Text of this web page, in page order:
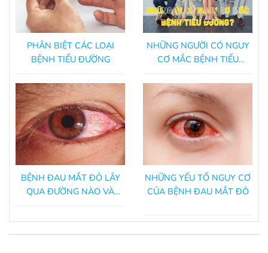
PHÂN BIỆT CÁC LOẠI
BỆNH TIỂU ĐƯỜNG
NHỮNG NGƯỜI CÓ NGUY
CƠ MẮC BỆNH TIỂU
BỆNH ĐAU MẮT ĐỎ LÂY
QUA ĐƯỜNG NÀO VÀ
NHỮNG YẾU TỐ NGUY CƠ
CỦA BỆNH ĐAU MẮT ĐỎ